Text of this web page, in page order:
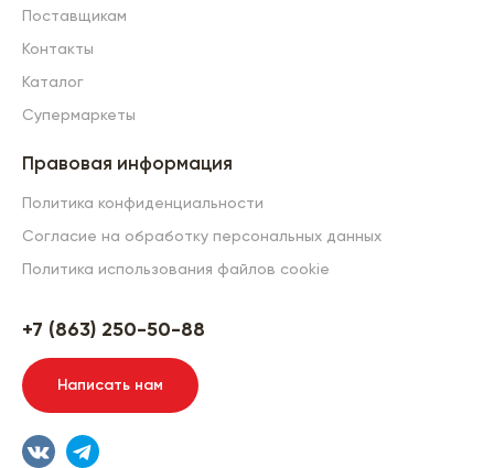
Поставщикам
Контакты
Каталог
Супермаркеты
Правовая информация
Политика конфиденциальности
Согласие на обработку персональных данных
Политика использования файлов cookie
+7 (863) 250-50-88
Написать нам